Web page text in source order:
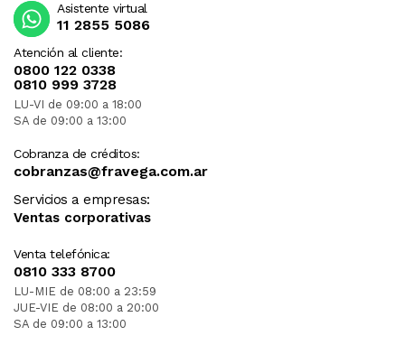
Atención al cliente:
0800 122 0338
0810 999 3728
LU-VI de 09:00 a 18:00
SA de 09:00 a 13:00
Cobranza de créditos:
cobranzas@fravega.com.ar
Servicios a empresas:
Ventas corporativas
Venta telefónica:
0810 333 8700
LU-MIE de 08:00 a 23:59
JUE-VIE de 08:00 a 20:00
SA de 09:00 a 13:00
Asistente virtual
11 2855 5086